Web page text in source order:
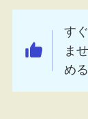
す
ま
め